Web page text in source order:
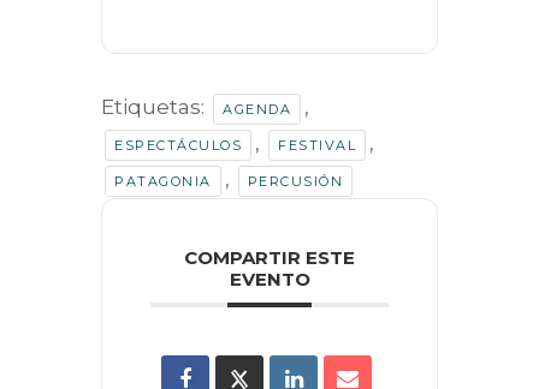
Etiquetas: AGENDA ,
ESPECTÁCULOS , FESTIVAL ,
PATAGONIA , PERCUSIÓN
COMPARTIR ESTE
EVENTO